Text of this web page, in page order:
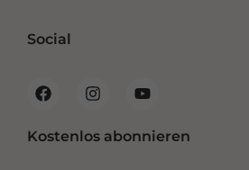
Social
F
a
e
I
n
t
Y
o
t
Kostenlos abonnieren